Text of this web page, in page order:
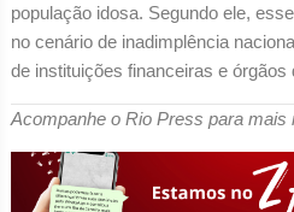
população idosa. Segundo ele,
no cenário de inadimplência
de instituições financeiras e órgãos
Acompanhe o Rio Press para mais